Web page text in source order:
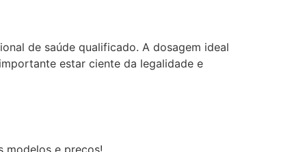
de saúde qualificado. A dosagem ideal
estar ciente da legalidade e
modelos e preços!